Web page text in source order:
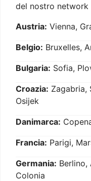
del nostro network
Austria: Vienna,
Belgio: Bruxelles,
Bulgaria: Sofia,
Croazia: Zagabria,
Osijek
Danimarca:
Francia: Parigi,
Germania: Berlino,
Colonia